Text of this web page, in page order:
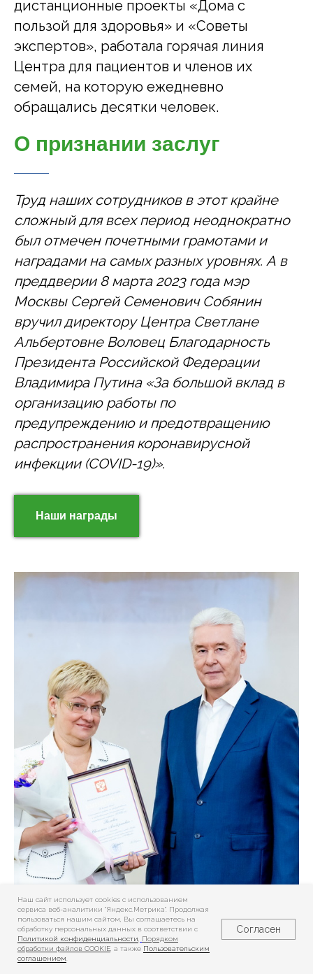
Наш сайт использует cookies c использованием
сервиса веб-аналитики "Яндекс.Метрика". Продолжая
пользоваться нашим сайтом, Вы соглашаетесь на
обработку персональных данных в соответствии с
Политикой конфиденциальности
Порядком
обработки файлов COOKIE , а также Пользовательским
соглашением
Согласен
дистанционные проекты «Дома с
пользой для здоровья» и «Советы
экспертов», работала горячая линия
Центра для пациентов и членов их
семей, на которую ежедневно
обращались десятки человек.
О признании заслуг
Труд наших сотрудников в этот крайне
сложный для всех период неоднократно
был отмечен почетными грамотами и
наградами на самых разных уровнях. А в
преддверии 8 марта 2023 года мэр
Москвы Сергей Семенович Собянин
вручил директору Центра Светлане
Альбертовне Воловец Благодарность
Президента Российской Федерации
Владимира Путина «За большой вклад в
организацию работы по
предупреждению и предотвращению
распространения коронавирусной
инфекции (COVID-19)».
Наши награды